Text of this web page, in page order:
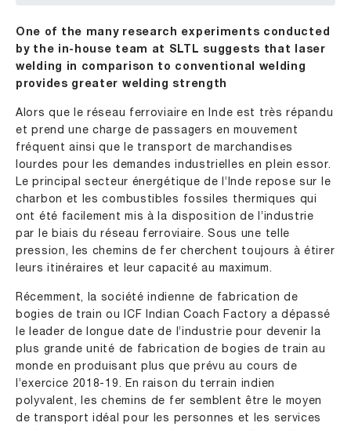
One of the many research experiments conducted
by the in-house team at SLTL suggests that laser
welding in comparison to conventional welding
provides greater welding strength
Alors que le réseau ferroviaire en Inde est très répandu
et prend une charge de passagers en mouvement
fréquent ainsi que le transport de marchandises
lourdes pour les demandes industrielles en plein essor.
Le principal secteur énergétique de l’Inde repose sur le
charbon et les combustibles fossiles thermiques qui
ont été facilement mis à la disposition de l’industrie
par le biais du réseau ferroviaire. Sous une telle
pression, les chemins de fer cherchent toujours à étirer
leurs itinéraires et leur capacité au maximum.
Récemment, la société indienne de fabrication de
bogies de train ou ICF Indian Coach Factory a dépassé
le leader de longue date de l’industrie pour devenir la
plus grande unité de fabrication de bogies de train au
monde en produisant plus que prévu au cours de
l’exercice 2018-19. En raison du terrain indien
polyvalent, les chemins de fer semblent être le moyen
de transport idéal pour les personnes et les services